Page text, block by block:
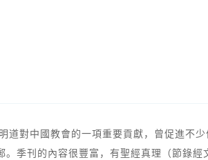
道對中國教會的一項重要貢獻，曾促進不
季刊的內容很豐富，有聖經真理（節錄